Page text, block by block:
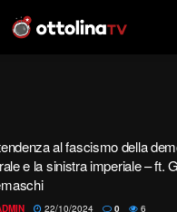
al fascismo della
e la sinistra imperiale – ft.
22/10/2024 0 6